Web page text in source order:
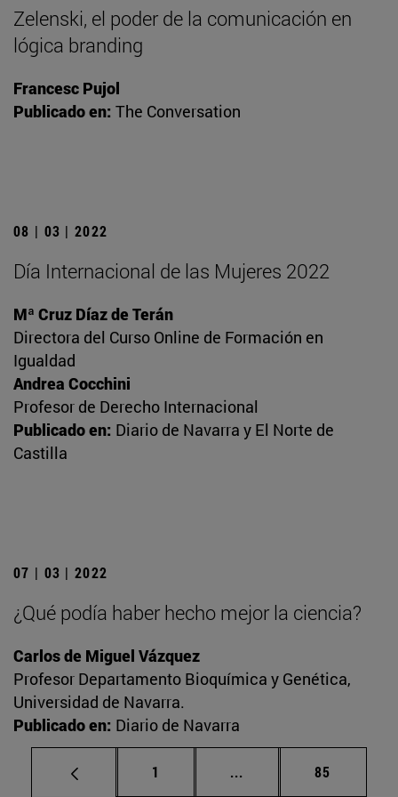
Zelenski, el poder de la comunicación en
lógica branding
Francesc Pujol
Publicado en: The Conversation
08 | 03 | 2022
Día Internacional de las Mujeres 2022
Mª Cruz Díaz de Terán
Directora del Curso Online de Formación en
Igualdad
Andrea Cocchini
Profesor de Derecho Internacional
Publicado en: Diario de Navarra y El Norte de
Castilla
07 | 03 | 2022
¿Qué podía haber hecho mejor la ciencia?
Carlos de Miguel Vázquez
Profesor Departamento Bioquímica y Genética,
Universidad de Navarra.
Publicado en: Diario de Navarra
Página
1 ... Páginas intermedias
Página
85